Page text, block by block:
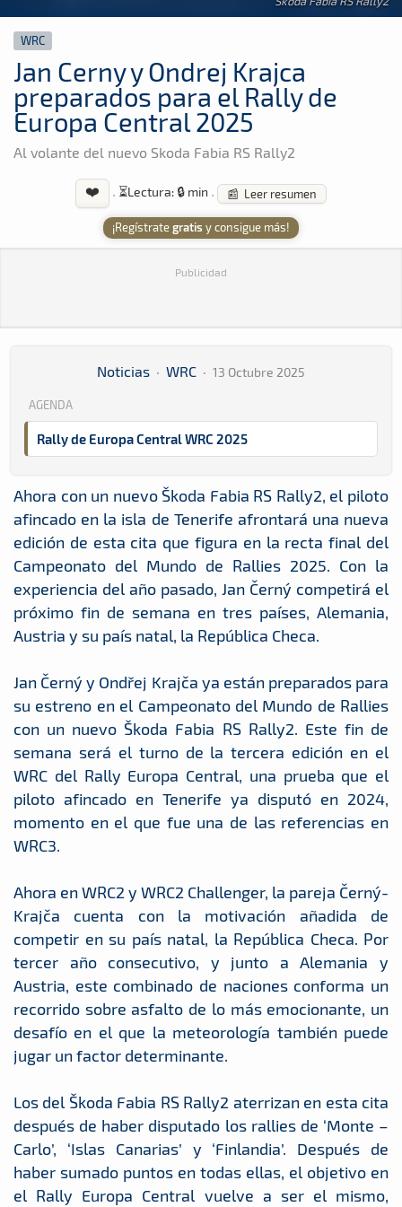
WRC
Jan Cerny y Ondrej Krajca
preparados para el Rally de
Europa Central 2025
Al volante del nuevo Skoda Fabia RS Rally2
❤️ · ⏳Lectura: 🔒 min · 📰 Leer resumen
¡Regístrategratis y consigue más!
Publicidad
Noticias · WRC · 13 Octubre 2025
AGENDA
Rally de Europa Central WRC 2025
Ahora con un nuevo Škoda Fabia RS Rally2, el piloto
afincado en la isla de Tenerife afrontará una nueva
edición de esta cita que figura en la recta final del
Campeonato del Mundo de Rallies 2025. Con la
experiencia del año pasado, Jan Černý competirá el
próximo fin de semana en tres países, Alemania,
Austria y su país natal, la República Checa.
Jan Černý y Ondřej Krajča ya están preparados para
su estreno en el Campeonato del Mundo de Rallies
con un nuevo Škoda Fabia RS Rally2. Este fin de
semana será el turno de la tercera edición en el
WRC del Rally Europa Central, una prueba que el
piloto afincado en Tenerife ya disputó en 2024,
momento en el que fue una de las referencias en
WRC3.
Ahora en WRC2 y WRC2 Challenger, la pareja Černý-
Krajča cuenta con la motivación añadida de
competir en su país natal, la República Checa. Por
tercer año consecutivo, y junto a Alemania y
Austria, este combinado de naciones conforma un
recorrido sobre asfalto de lo más emocionante, un
desafío en el que la meteorología también puede
jugar un factor determinante.
Los del Škoda Fabia RS Rally2 aterrizan en esta cita
después de haber disputado los rallies de ‘Monte –
Carlo’, ‘Islas Canarias’ y ‘Finlandia’. Después de
haber sumado puntos en todas ellas, el objetivo en
el Rally Europa Central vuelve a ser el mismo,